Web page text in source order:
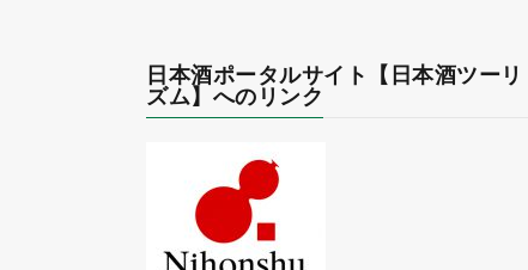
日本酒ポータルサイト【日本酒ツーリ
ズム】へのリンク